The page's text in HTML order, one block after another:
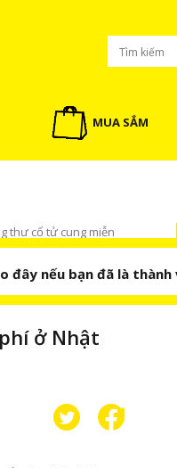
MUA SẮM
thư cổ tử cung miễn
ở Nhật
đây nếu bạn đã là thành